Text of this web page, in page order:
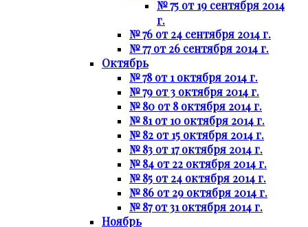
№ 75 от 19 сентября 2014
г.
№ 76 от 24 сентября 2014 г.
№ 77 от 26 сентября 2014 г.
Октябрь
№ 78 от 1 октября 2014 г.
№ 79 от 3 октября 2014 г.
№ 80 от 8 октября 2014 г.
№ 81 от 10 октября 2014 г.
№ 82 от 15 октября 2014 г.
№ 83 от 17 октября 2014 г.
№ 84 от 22 октября 2014 г.
№ 85 от 24 октября 2014 г.
№ 86 от 29 октября 2014 г.
№ 87 от 31 октября 2014 г.
Ноябрь